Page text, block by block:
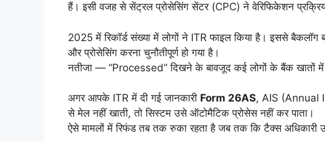
हैं। इसी वजह से सेंट्रल प्रोसेसिंग सेंटर (CPC) ने वेरिफिकेशन
2025 में रिकॉर्ड संख्या में लोगों ने ITR फाइल किया है। इससे बैकलॉग
और प्रोसेसिंग करना चुनौतीपूर्ण हो गया है।
नतीजा — “Processed” दिखने के बावजूद कई लोगों के बैंक खातों में
अगर आपके ITR में दी गई जानकारी Form 26AS, AIS (Annual
से मेल नहीं खाती, तो सिस्टम उसे ऑटोमैटिक प्रोसेस नहीं कर पाता।
ऐसे मामलों में रिफंड तब तक रुका रहता है जब तक कि टैक्स अधिकारी